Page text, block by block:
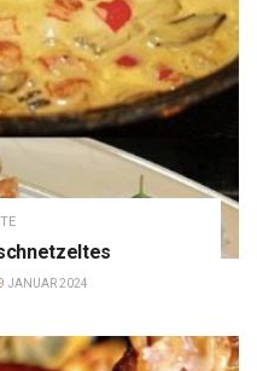
JANUAR 2024